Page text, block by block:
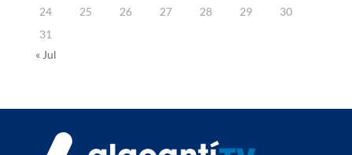
24
25 26 27 28 29
30
31
« Jul